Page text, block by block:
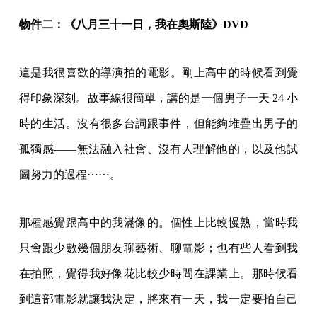
物件二：《八月三十一日，我在奧斯陸》DVD
這是我很喜歡的導演拍的電影。剛上高中的時候看到覺
得印象深刻。故事線很簡單，講的是一個男子一天 24 小
時的生活。沒有很多台詞跟事件，但能夠堆疊出男子的
孤獨感——無法融入社會、沒有人理解他的，以及他試
圖努力的過程⋯⋯。
那種感覺跟高中的我滿像的。個性上比較慢熟，當時我
只會跟少數幾個朋友聊藝術、聊電影；也有些人看到我
在拍照，覺得我好像花比較少時間在課業上。那時候看
到這部電影就讓我決定，將來有一天，我一定要拍自己